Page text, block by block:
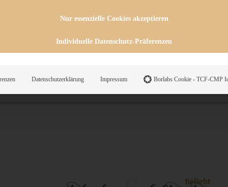
Beliebt
Nur essenzielle Cookies akzeptieren
Individuelle Datenschutz-Präferenzen
Datenschutzerklärung Impressum Borlabs Cookie - TCF-CMP